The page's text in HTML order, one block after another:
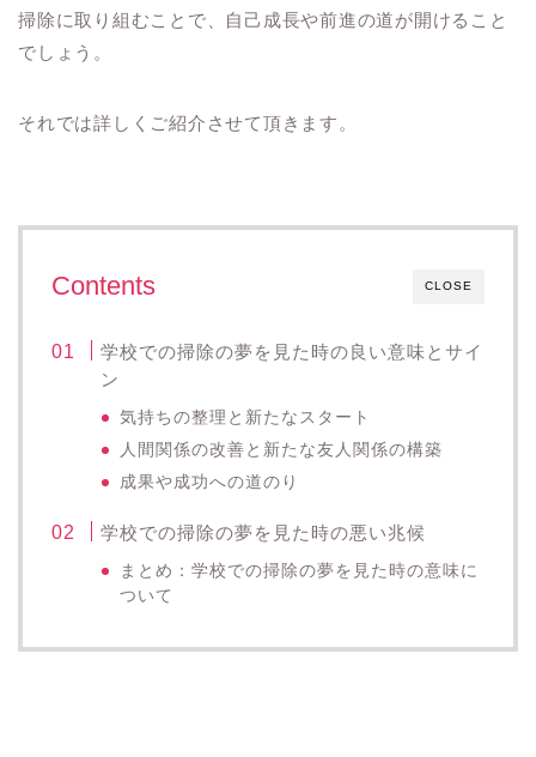
掃除に取り組むことで、自己成長や前進の道が開けること
でしょう。
それでは詳しくご紹介させて頂きます。
CLOSE
Contents
学校での掃除の夢を見た時の良い意味とサイ
ン
気持ちの整理と新たなスタート
人間関係の改善と新たな友人関係の構築
成果や成功への道のり
学校での掃除の夢を見た時の悪い兆候
まとめ：学校での掃除の夢を見た時の意味に
ついて